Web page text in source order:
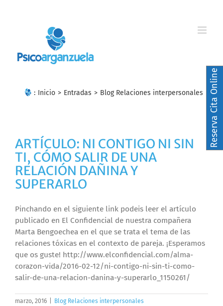
: Inicio > Entradas > Blog Relaciones interpersonales
ARTÍCULO: NI CONTIGO NI SIN
TI, CÓMO SALIR DE UNA
RELACIÓN DAÑINA Y
SUPERARLO
Pinchando en el siguiente link podeis leer el artículo
publicado en El Confidencial de nuestra compañera
Marta Bengoechea en el que se trata el tema de las
relaciones tóxicas en el contexto de pareja. ¡Esperamos
que os guste! http://www.elconfidencial.com/alma-
corazon-vida/2016-02-12/ni-contigo-ni-sin-ti-como-
salir-de-una-relacion-danina-y-superarlo_1150261/
marzo, 2016
Blog Relaciones interpersonales
Reserva Cita Online